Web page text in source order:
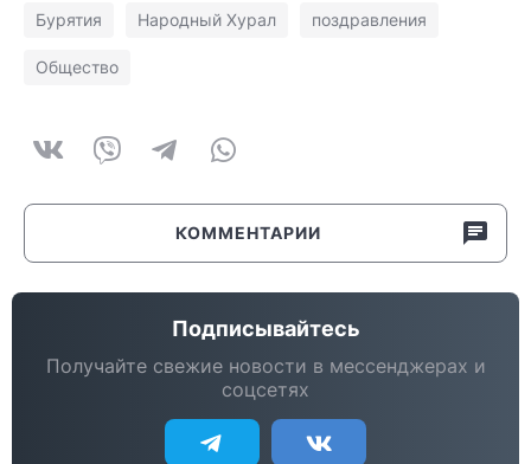
Бурятия Народный Хурал поздравления
Общество
КОММЕНТАРИИ
Подписывайтесь
Получайте свежие новости в мессенджерах и
соцсетях